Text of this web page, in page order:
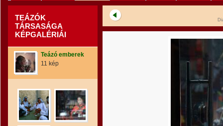
TEÁZÓK
TÁRSASÁGA
KÉPGALÉRIÁI
Teázó emberek
11 kép